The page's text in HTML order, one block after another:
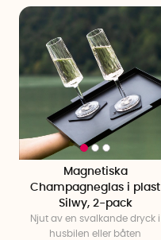
Magnetiska
Champagneglas i plast
Silwy, 2-pack
Njut av en svalkande dryck i
husbilen eller båten